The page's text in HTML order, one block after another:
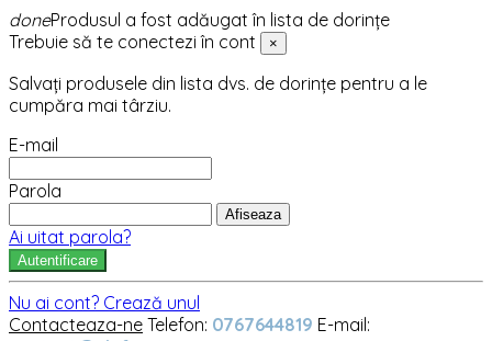
doneProdusul a fost adăugat în lista de dorințe
Trebuie să te conectezi în cont
×
Salvați produsele din lista dvs. de dorințe pentru a le
cumpăra mai târziu.
E-mail
Parola
Afiseaza
Ai uitat parola?
Autentificare
Nu ai cont? Crează unul
Contacteaza-ne Telefon: 0767644819 E-mail: